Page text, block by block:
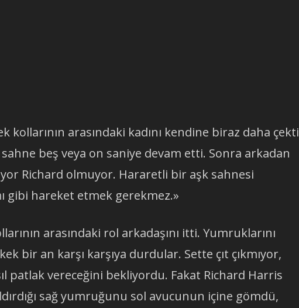
kollarının arasındaki kadını kendine biraz daha çekti
beş veya on saniye devam etti. Sonra arkadan
Richard olmuyor. Hararetli bir aşk sahnesi
gibi hareket etmek gerekmez.»
arasındaki rol arkadaşını itti. Yumruklarını
bir an karşı karşıya durdular. Sette çıt çıkmıyor,
patlak vereceğini bekliyordu. Fakat Richard Harris
sağ yumruğunu sol avucunun içine gömdü,